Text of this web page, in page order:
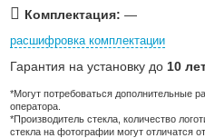
Комплектация: —
расшифровка комплектации
Гарантия на установку до 10
*Могут потребоваться дополнительные
оператора.
*Производитель стекла, количество
стекла на фотографии могут отличатся